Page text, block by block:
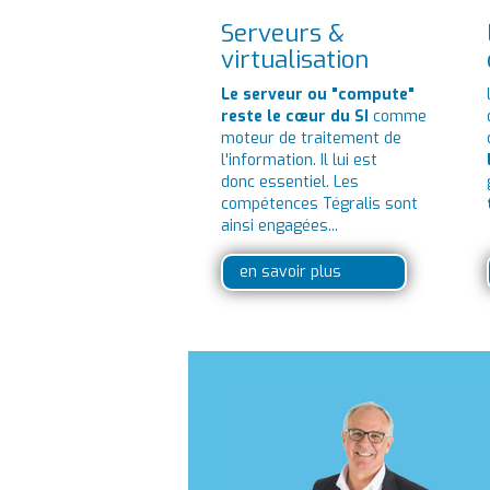
Serveurs &
virtualisation
Le serveur ou "compute"
reste le cœur du SI comme
moteur de traitement de
l'information. Il lui est
donc essentiel. Les
compétences Tégralis sont
ainsi engagées...
en savoir plus